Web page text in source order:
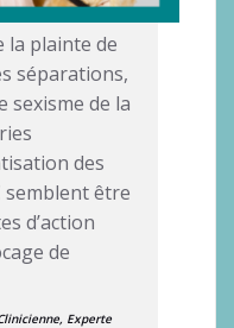
la plainte de
séparations,
sexisme de la
des
semblent être
d’action
de
Experte